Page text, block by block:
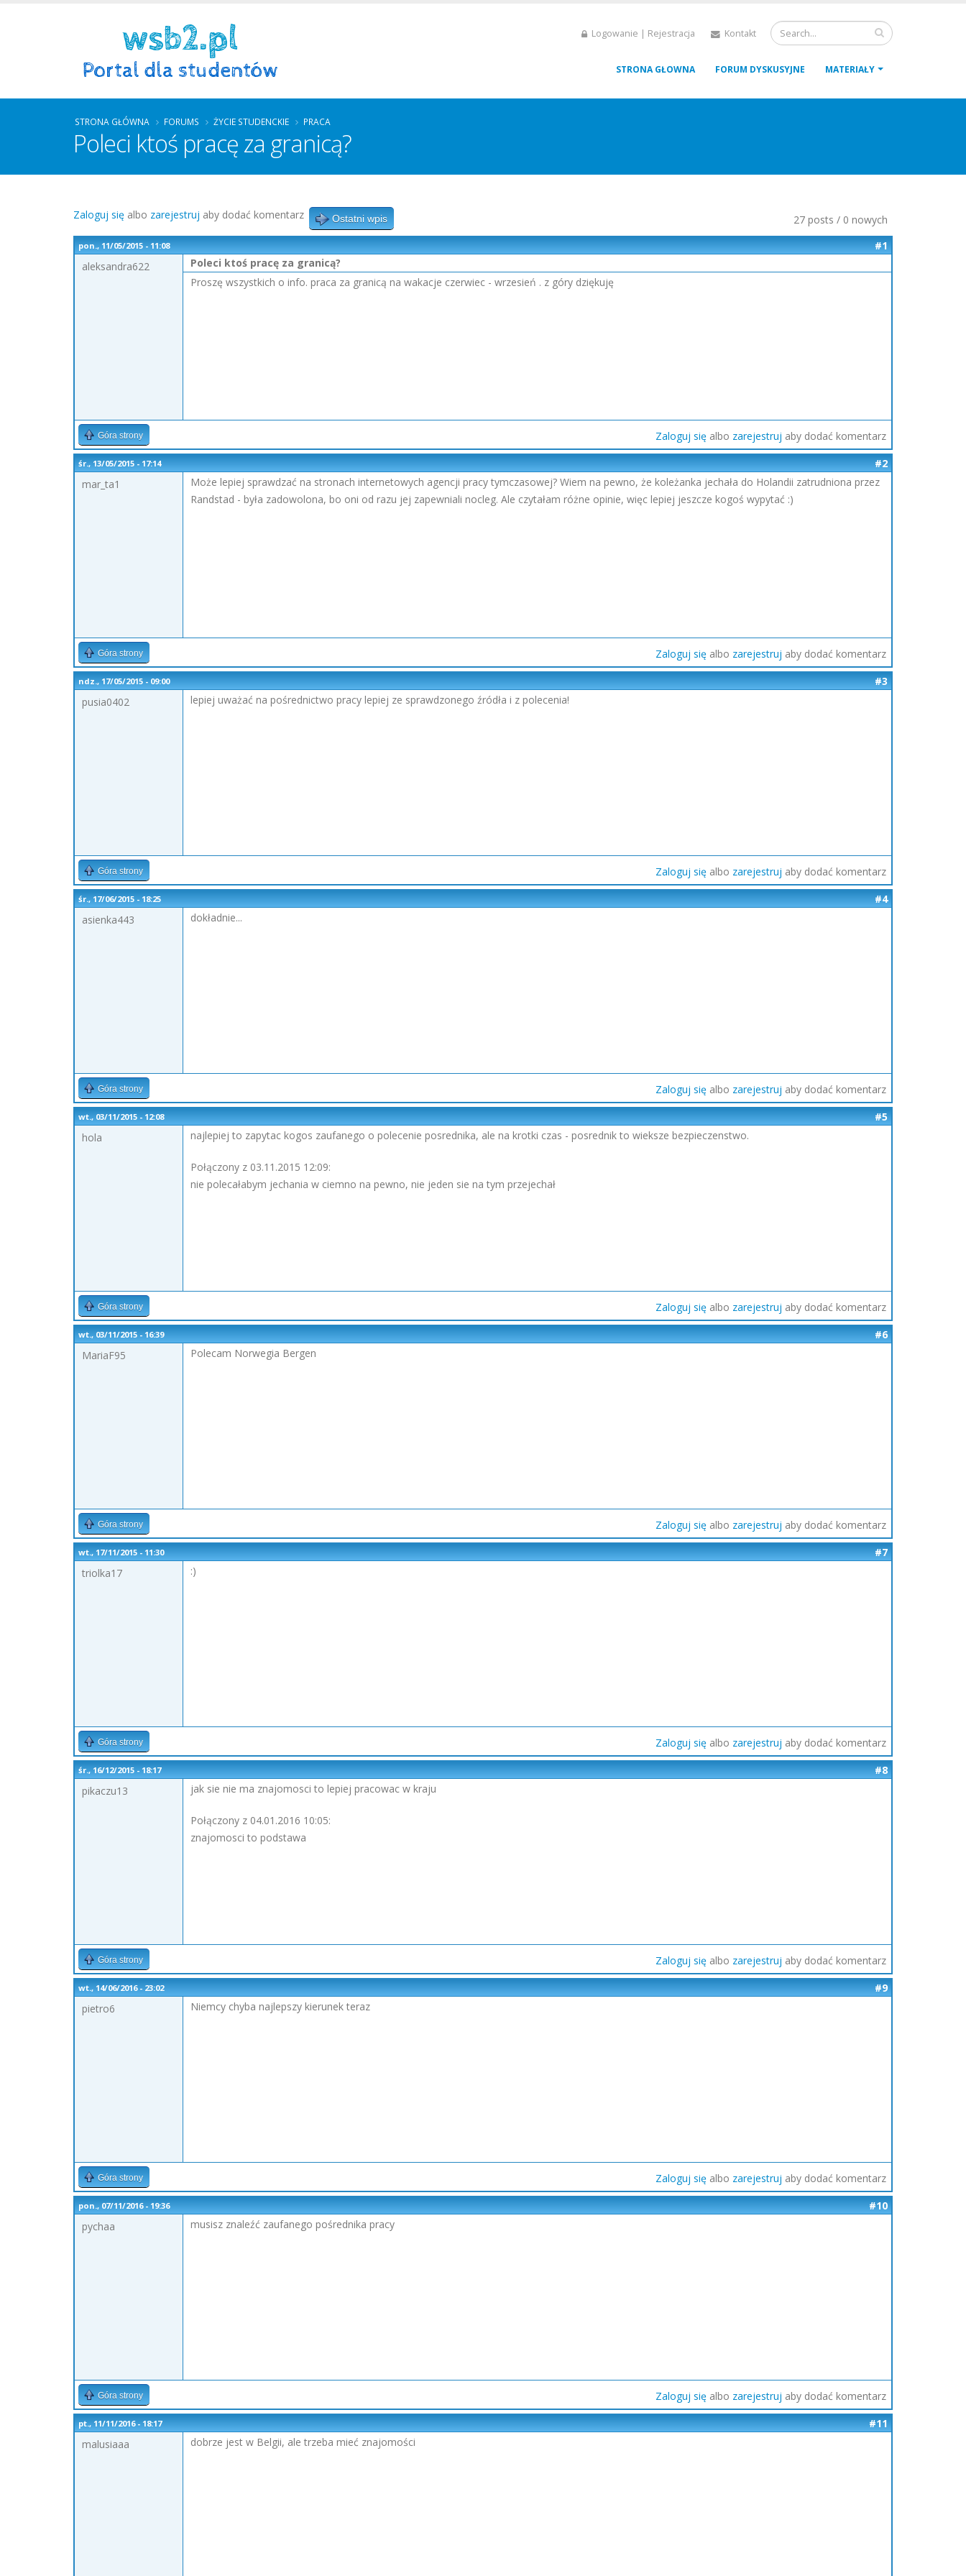
Logowanie | Rejestracja Kontakt
STRONA GŁOWNA FORUM DYSKUSYJNE MATERIAŁY
STRONA GŁÓWNA FORUMS ŻYCIE STUDENCKIE PRACA
Poleci ktoś pracę za granicą?
27 posts / 0 nowych
Zaloguj się albo zarejestruj aby dodać komentarz Ostatni wpis
pon., 11/05/2015 - 11:08
#1
aleksandra622
Poleci ktoś pracę za granicą?
Proszę wszystkich o info. praca za granicą na wakacje czerwiec - wrzesień . z góry dziękuję
Góra strony Zaloguj się albo zarejestruj aby dodać komentarz
śr., 13/05/2015 - 17:14
#2
mar_ta1
Może lepiej sprawdzać na stronach internetowych agencji pracy tymczasowej? Wiem na pewno, że koleżanka jechała do Holandii zatrudniona przez
Randstad - była zadowolona, bo oni od razu jej zapewniali nocleg. Ale czytałam różne opinie, więc lepiej jeszcze kogoś wypytać :)
Góra strony Zaloguj się albo zarejestruj aby dodać komentarz
ndz., 17/05/2015 - 09:00
#3
pusia0402
lepiej uważać na pośrednictwo pracy lepiej ze sprawdzonego źródła i z polecenia!
Góra strony Zaloguj się albo zarejestruj aby dodać komentarz
śr., 17/06/2015 - 18:25
#4
asienka443
dokładnie...
Góra strony Zaloguj się albo zarejestruj aby dodać komentarz
wt., 03/11/2015 - 12:08
#5
hola
najlepiej to zapytac kogos zaufanego o polecenie posrednika, ale na krotki czas - posrednik to wieksze bezpieczenstwo.
Połączony z 03.11.2015 12:09:
nie polecałabym jechania w ciemno na pewno, nie jeden sie na tym przejechał
Góra strony Zaloguj się albo zarejestruj aby dodać komentarz
wt., 03/11/2015 - 16:39
#6
MariaF95
Polecam Norwegia Bergen
Góra strony Zaloguj się albo zarejestruj aby dodać komentarz
wt., 17/11/2015 - 11:30
#7
triolka17
:)
Góra strony Zaloguj się albo zarejestruj aby dodać komentarz
śr., 16/12/2015 - 18:17
#8
pikaczu13
jak sie nie ma znajomosci to lepiej pracowac w kraju
Połączony z 04.01.2016 10:05:
znajomosci to podstawa
Góra strony Zaloguj się albo zarejestruj aby dodać komentarz
wt., 14/06/2016 - 23:02
#9
pietro6
Niemcy chyba najlepszy kierunek teraz
Góra strony Zaloguj się albo zarejestruj aby dodać komentarz
pon., 07/11/2016 - 19:36
#10
pychaa
musisz znaleźć zaufanego pośrednika pracy
Góra strony Zaloguj się albo zarejestruj aby dodać komentarz
pt., 11/11/2016 - 18:17
#11
malusiaaa
dobrze jest w Belgii, ale trzeba mieć znajomości